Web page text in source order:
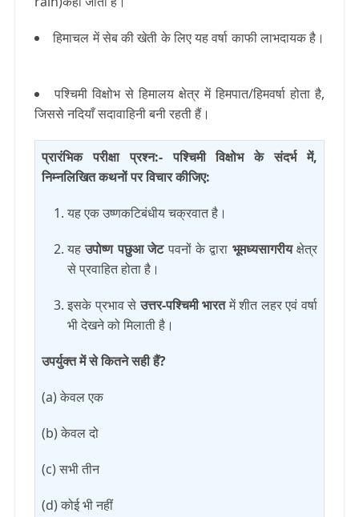
हिमाचल में सेब की खेती के लिए यह वर्षा काफी लाभदायक है।
पश्चिमी विक्षोभ से हिमालय क्षेत्र में हिमपात/हिमवर्षा होता है,
जिससे नदियाँ सदावाहिनी बनी रहती हैं।
प्रारंभिक परीक्षा प्रश्न:- पश्चिमी विक्षोभ के संदर्भ में,
निम्नलिखित कथनों पर विचार कीजिए:
यह एक उष्णकटिबंधीय चक्रवात है।
यहउपोष्ण पछुआ जेटपवनों के द्वारा भूमध्यसागरीयक्षेत्र
से प्रवाहित होता है।
इसके प्रभाव सेउत्तर-पश्चिमी भारतमें शीत लहर एवं वर्षा
भी देखने को मिलाती है।
उपर्युक्त में से कितने सही हैं?
(a) केवल एक
(b) केवल दो
(c) सभी तीन
(d) कोई भी नहीं